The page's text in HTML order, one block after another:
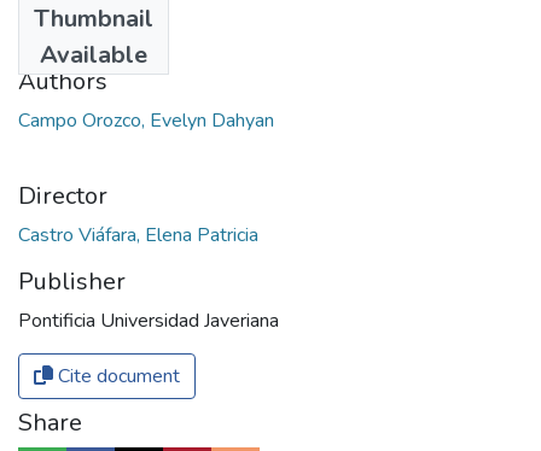
Thumbnail
Available
2017
Authors
Campo Orozco, Evelyn Dahyan
Director
Castro Viáfara, Elena Patricia
Publisher
Pontificia Universidad Javeriana
Cite document
Share